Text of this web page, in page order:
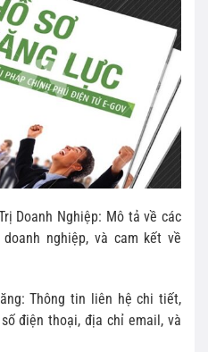
Doanh Nghiệp: Mô tả về các
nghiệp, và cam kết về
Thông tin liên hệ chi tiết,
điện thoại, địa chỉ email, và